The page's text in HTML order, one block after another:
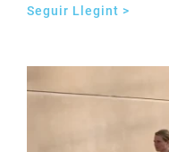
Seguir Llegint >